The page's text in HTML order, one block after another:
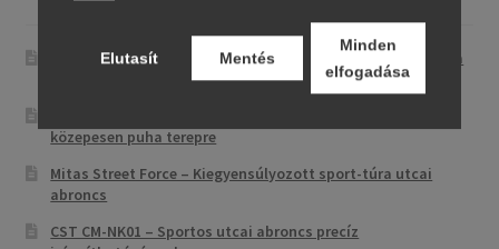
Metzeler Karoo 4 Street – Adventure gumiabroncs aszfaltra
közepesen puha terepre
Mitas Street Force – Kiegyensúlyozott sport-túra utcai
abroncs
CST CM-NK01 – Sportos utcai abroncs precíz
Elutasít Mentés
Minden
elfogadása